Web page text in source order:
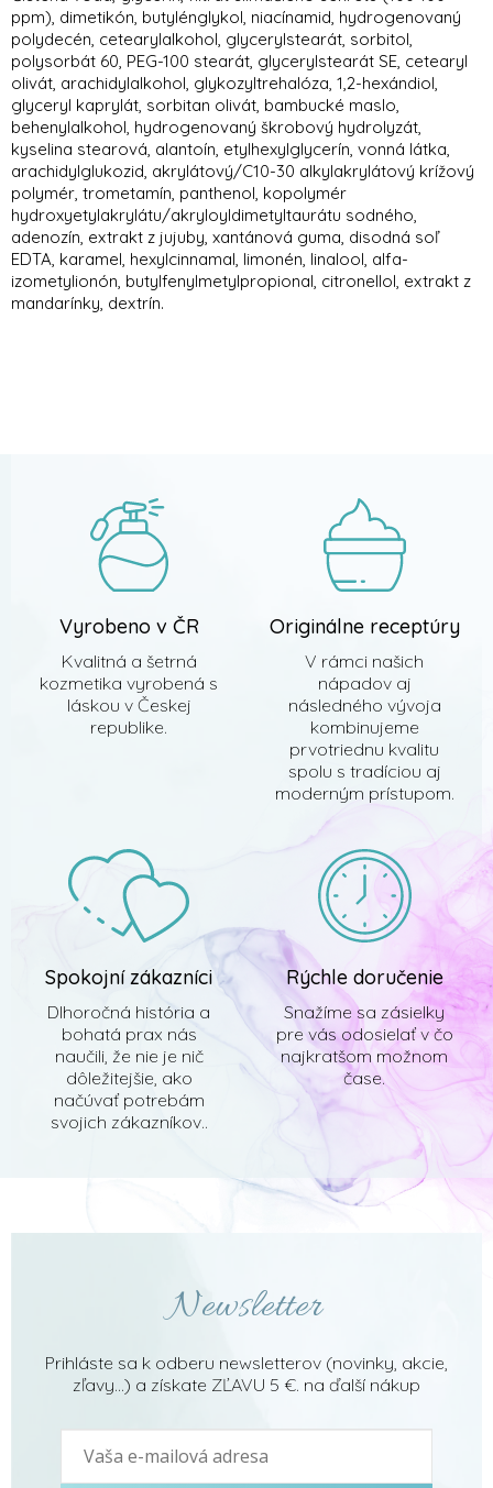
ppm), dimetikón, butylénglykol, niacínamid, hydrogenovaný
polydecén, cetearylalkohol, glycerylstearát, sorbitol,
polysorbát 60, PEG-100 stearát, glycerylstearát SE, cetearyl
olivát, arachidylalkohol, glykozyltrehalóza, 1,2-hexándiol,
glyceryl kaprylát, sorbitan olivát, bambucké maslo,
behenylalkohol, hydrogenovaný škrobový hydrolyzát,
kyselina stearová, alantoín, etylhexylglycerín, vonná látka,
arachidylglukozid, akrylátový/C10-30 alkylakrylátový krížový
polymér, trometamín, panthenol, kopolymér
hydroxyetylakrylátu/akryloyldimetyltaurátu sodného,
adenozín, extrakt z jujuby, xantánová guma, disodná soľ
EDTA, karamel, hexylcinnamal, limonén, linalool, alfa-
izometylionón, butylfenylmetylpropional, citronellol, extrakt z
mandarínky, dextrín.
Vyrobeno v ČR
Kvalitná a šetrná
kozmetika vyrobená s
láskou v Českej
republike.
Originálne receptúry
V rámci našich
nápadov aj
následného vývoja
kombinujeme
prvotriednu kvalitu
spolu s tradíciou aj
moderným prístupom.
Spokojní zákazníci
Dlhoročná história a
bohatá prax nás
naučili, že nie je nič
dôležitejšie, ako
načúvať potrebám
svojich zákazníkov..
Rýchle doručenie
Snažíme sa zásielky
pre vás odosielať v čo
najkratšom možnom
čase.
Newsletter
Prihláste sa k odberu newsletterov (novinky, akcie,
zľavy...) a získate ZĽAVU 5 €. na ďalší nákup